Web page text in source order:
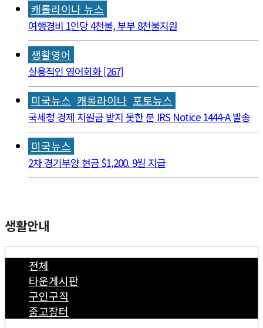
캐롤라이나 뉴스
여행경비 1인당 4천불, 부부 8천불지원
생활영어
실용적인 영어회화 [267]
미국뉴스 캐롤라이나 포토뉴스
국세청 경제 지원금 받지 못한 분 IRS Notice 1444-A 발송
미국뉴스
2차 경기부양 현금 $1,200. 9월 지급
생활안내
전체
타운게시판
구인구직
중고장터